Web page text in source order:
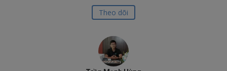
Theo dõi